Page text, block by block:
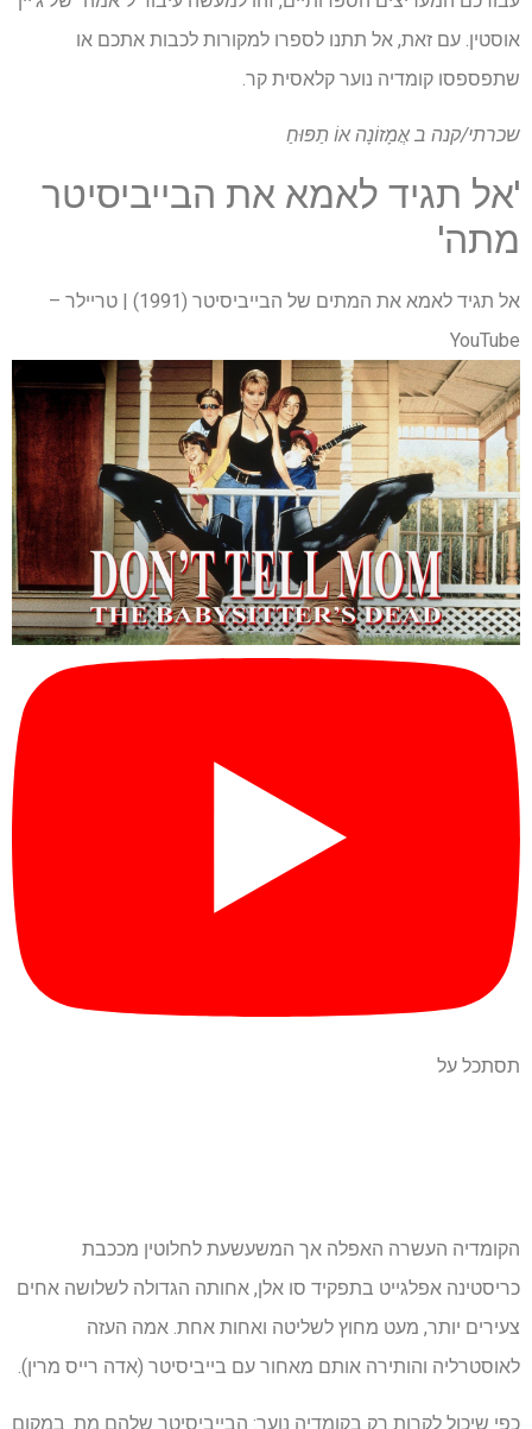
אוסטין. עם זאת, אל תתנו לספרו למקורות לכבות אתכם או
שתפספסו קומדיה נוער קלאסית קר.
שכרתי/קנה ב אֲמָזוֹנָה אוֹ תַפּוּחַ
'אל תגיד לאמא את הבייביסיטר
מתה'
אל תגיד לאמא את המתים של הבייביסיטר (1991) | טריילר –
YouTube
תסתכל על
הקומדיה העשרה האפלה אך המשעשעת לחלוטין מככבת
כריסטינה אפלגייט בתפקיד סו אלן, אחותה הגדולה לשלושה אחים
צעירים יותר, מעט מחוץ לשליטה ואחות אחת. אמה העזה
לאוסטרליה והותירה אותם מאחור עם בייביסיטר (אדה רייס מרין).
כפי שיכול לקרות רק בקומדיה נוער: הבייביסיטר שלהם מת. במקום